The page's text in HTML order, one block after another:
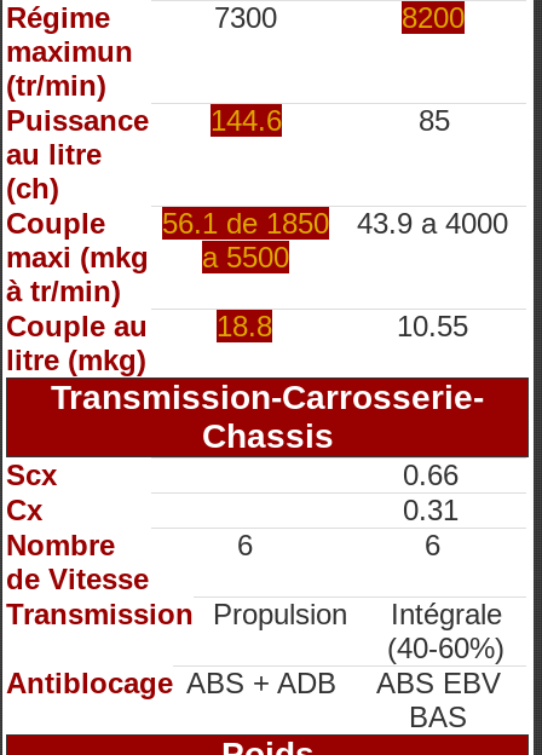
Régime
maximun
(tr/min)
7300 8200
Puissance
au litre
(ch)
144.6 85
Couple
maxi (mkg
à tr/min)
56.1 de 1850
a 5500
43.9 a 4000
Couple au
litre (mkg)
18.8 10.55
Transmission-Carrosserie-
Chassis
Scx
0.66
Cx
0.31
Nombre
de Vitesse
6 6
Transmission Propulsion
Intégrale
(40-60%)
Antiblocage ABS + ADB
ABS EBV
BAS